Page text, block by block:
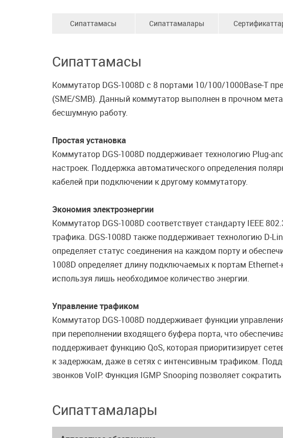
Сипаттамасы Сипаттамалары
Сипаттамасы
Коммутатор DGS-1008D с 8 портами 10/100/1000Base-T
(SME/SMB). Данный коммутатор выполнен в прочном
бесшумную работу.
Простая установка
Коммутатор DGS-1008D поддерживает технологию Plug-
настроек. Поддержка автоматического определения
кабелей при подключении к другому коммутатору.
Экономия электроэнергии
Коммутатор DGS-1008D соответствует стандарту IEEE
трафика. DGS-1008D также поддерживает технологию D-
определяет статус соединения на каждом порту и
1008D определяет длину подключаемых к портам
используя лишь необходимое количество энергии.
Управление трафиком
Коммутатор DGS-1008D поддерживает функции
при переполнении входящего буфера порта, что
поддерживает функцию QoS, которая приоритизирует
к задержкам, даже в сетях с интенсивным трафиком.
звонков VoIP. Функция IGMP Snooping позволяет
Сипаттамалары